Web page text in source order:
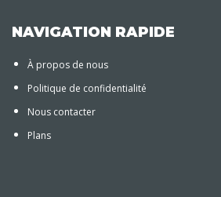
NAVIGATION RAPIDE
À propos de nous
Politique de confidentialité
Nous contacter
Plans